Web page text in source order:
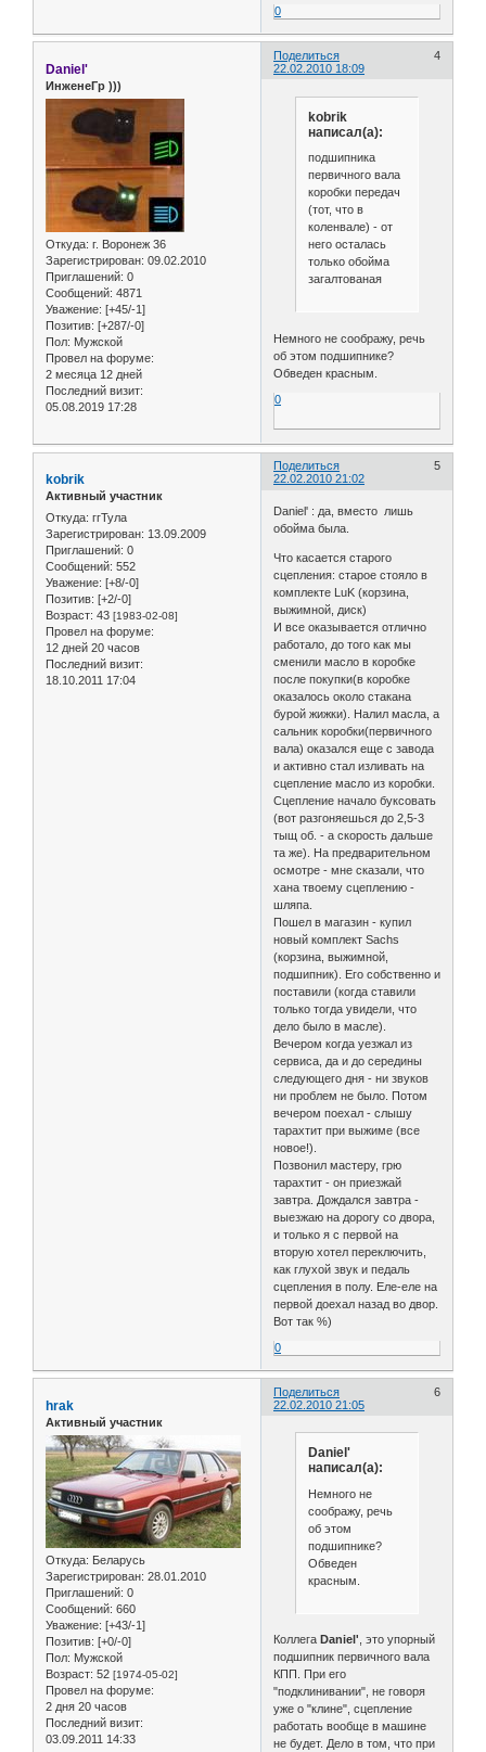
0
Поделиться
4
22.02.2010 18:09
Daniel'
ИнженеГр )))
Откуда: г. Воронеж 36
Зарегистрирован: 09.02.2010
Приглашений: 0
Сообщений: 4871
Уважение: [+45/-1]
Позитив: [+287/-0]
Пол: Мужской
Провел на форуме:
2 месяца 12 дней
Последний визит:
05.08.2019 17:28
kobrik
написал(а):
подшипника
первичного вала
коробки передач
(тот, что в
коленвале) - от
него осталась
только обойма
загалтованая
Немного не соображу, речь
об этом подшипнике?
Обведен красным.
0
Поделиться
5
22.02.2010 21:02
kobrik
Активный участник
Откуда: ггТула
Зарегистрирован: 13.09.2009
Приглашений: 0
Сообщений: 552
Уважение: [+8/-0]
Позитив: [+2/-0]
Возраст: 43 [1983-02-08]
Провел на форуме:
12 дней 20 часов
Последний визит:
18.10.2011 17:04
Daniel' : да, вместо лишь
обойма была.
Что касается старого
сцепления: старое стояло в
комплекте LuK (корзина,
выжимной, диск)
И все оказывается отлично
работало, до того как мы
сменили масло в коробке
после покупки(в коробке
оказалось около стакана
бурой жижки). Налил масла, а
сальник коробки(первичного
вала) оказался еще с завода
и активно стал изливать на
сцепление масло из коробки.
Сцепление начало буксовать
(вот разгоняешься до 2,5-3
тыщ об. - а скорость дальше
та же). На предварительном
осмотре - мне сказали, что
хана твоему сцеплению -
шляпа.
Пошел в магазин - купил
новый комплект Sachs
(корзина, выжимной,
подшипник). Его собственно и
поставили (когда ставили
только тогда увидели, что
дело было в масле).
Вечером когда уезжал из
сервиса, да и до середины
следующего дня - ни звуков
ни проблем не было. Потом
вечером поехал - слышу
тарахтит при выжиме (все
новое!).
Позвонил мастеру, грю
тарахтит - он приезжай
завтра. Дождался завтра -
выезжаю на дорогу со двора,
и только я с первой на
вторую хотел переключить,
как глухой звук и педаль
сцепления в полу. Еле-еле на
первой доехал назад во двор.
Вот так %)
0
Поделиться
6
22.02.2010 21:05
hrak
Активный участник
Откуда: Беларусь
Зарегистрирован: 28.01.2010
Приглашений: 0
Сообщений: 660
Уважение: [+43/-1]
Позитив: [+0/-0]
Пол: Мужской
Возраст: 52 [1974-05-02]
Провел на форуме:
2 дня 20 часов
Последний визит:
03.09.2011 14:33
Daniel'
написал(а):
Немного не
соображу, речь
об этом
подшипнике?
Обведен
красным.
Коллега Daniel' , это упорный
подшипник первичного вала
КПП. При его
"подклинивании", не говоря
уже о "клине", сцепление
работать вообще в машине
не будет. Дело в том, что при